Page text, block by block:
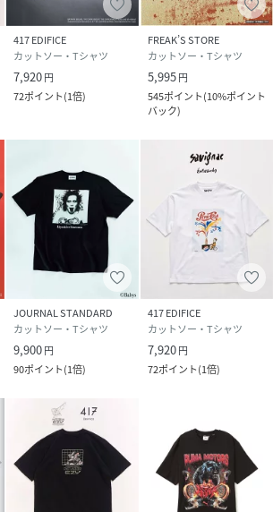
リックでプリントし高級感をプラス。
内に収録されている線画をダイナミック
ジオネームロゴを配している。
クの上に大きなGANTZロゴをレイアウ
るようなポスターグラフィックをイメー
あるデザインにしました。
玄野計がZガンを構えている描写。
、GANTZといえばのメカニックデザイ
クトが最高に格好いいグラフィックで
ロゴをダブルラバーでプリントし高級
・・・・・・・・
417 EDIFICE
カットソー・Tシャツ
7,920円
72ポイント(1倍)
FREAK’S STORE
カットソー・Tシャツ
5,995円
545ポイント(10%ポイント
バック)
JOURNAL STANDARD
カットソー・Tシャツ
9,900円
90ポイント(1倍)
417 EDIFICE
カットソー・Tシャツ
7,920円
72ポイント(1倍)